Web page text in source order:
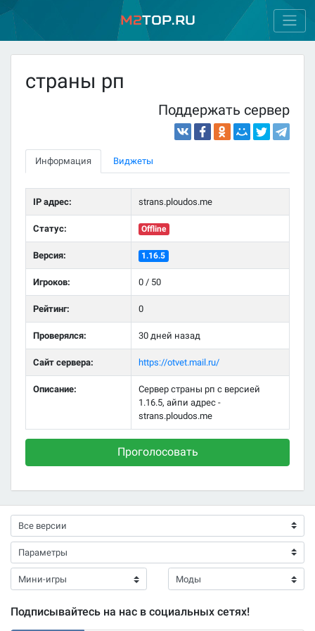
M2Top.ru
страны рп
Поддержать сервер
Информация Виджеты
IP адрес: strans.ploudos.me
Статус: Offline
Версия: 1.16.5
Игроков: 0 / 50
Рейтинг: 0
Проверялся: 30 дней назад
Сайт сервера: https://otvet.mail.ru/
Описание:
Сервер страны рп с версией
1.16.5, айпи адрес -
strans.ploudos.me
Проголосовать
Подписывайтесь на нас в социальных сетях!